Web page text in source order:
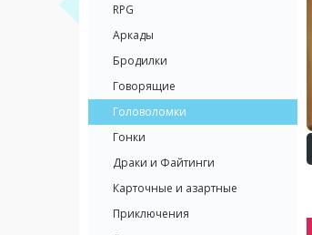
RPG
Аркады
Бродилки
Говорящие
Головоломки
Гонки
Драки и Файтинги
Карточные и азартные
Приключения